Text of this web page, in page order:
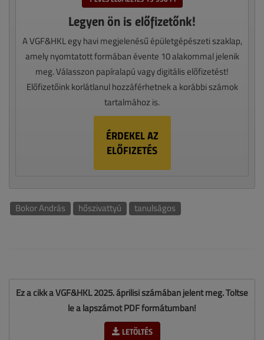
Legyen ön is előfizetőnk!
A VGF&HKL egy havi megjelenésű épületgépészeti szaklap,
amely nyomtatott formában évente 10 alakommal jelenik
meg. Válasszon papíralapú vagy digitális előfizetést!
Előfizetőink korlátlanul hozzáférhetnek a korábbi számok
tartalmához is.
ÉRDEKEL AZ
ELŐFIZETÉS
Bokor András hőszivattyú tanulságos
Ez a cikk a VGF&HKL 2025. áprilisi számában jelent meg. Töltse
le a lapszámot PDF formátumban!
LETÖLTÉS